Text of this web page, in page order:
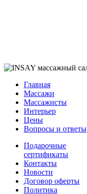
Главная
Массажи
Массажисты
Интерьер
Цены
Вопросы и ответы
Подарочные
сертификаты
Контакты
Новости
Договор оферты
Политика